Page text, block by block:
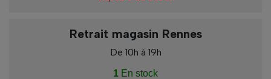
Retrait magasin Rennes
De 10h à 19h
1 En stock